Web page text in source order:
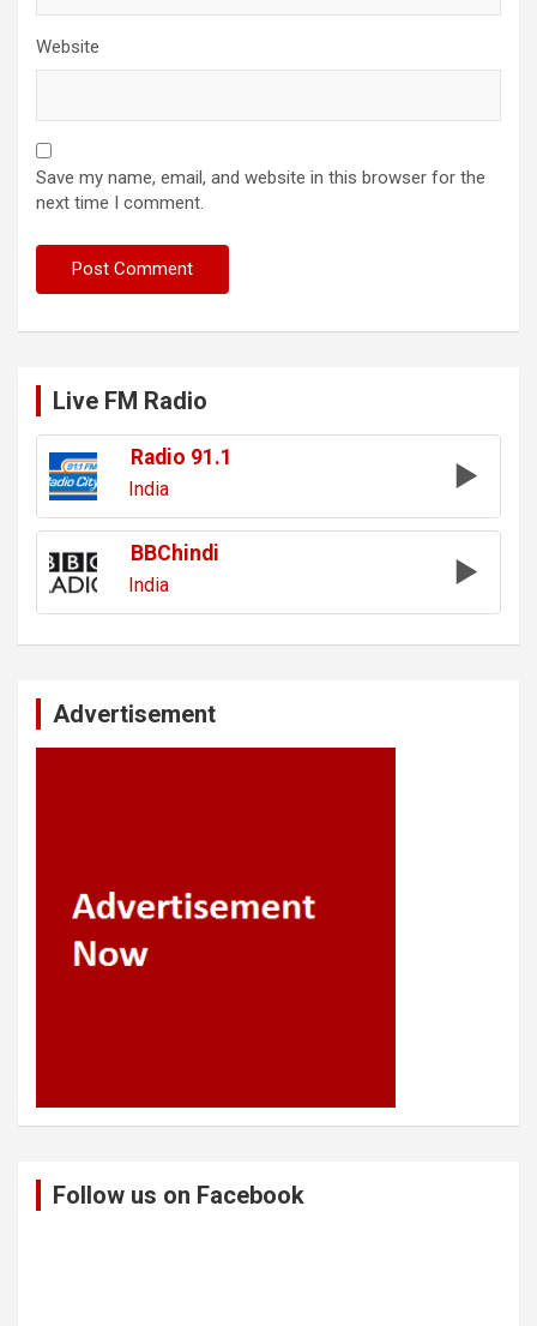
Website
Save my name, email, and website in this browser for the
next time I comment.
Live FM Radio
Radio 91.1
India
BBChindi
India
Advertisement
Follow us on Facebook